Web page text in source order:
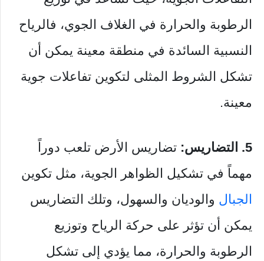
الرطوبة والحرارة في الغلاف الجوي، فالرياح
النسبية السائدة في منطقة معينة يمكن أن
تشكل الشروط المثلى لتكوين تفاعلات جوية
معينة.
5. التضاريس:
تضاريس الأرض تلعب دوراً
مهماً في تشكيل الظواهر الجوية، مثل تكوين
الجبال والوديان والسهول، وتلك التضاريس
يمكن أن تؤثر على حركة الرياح وتوزيع
الرطوبة والحرارة، مما يؤدي إلى تشكل